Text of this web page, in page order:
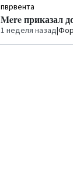
пврвента
Mere приказал
1 неделя назад|